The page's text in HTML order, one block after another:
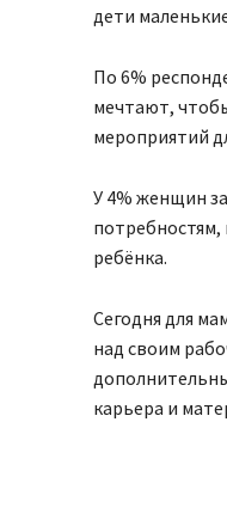
дети
По 6%
мечтают,
мероприятий
У 4% женщин
потребностям,
ребёнка.
Сегодня для
над своим
карьера и